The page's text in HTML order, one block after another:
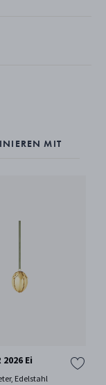
MIT
2026 Ei
Edelstahl